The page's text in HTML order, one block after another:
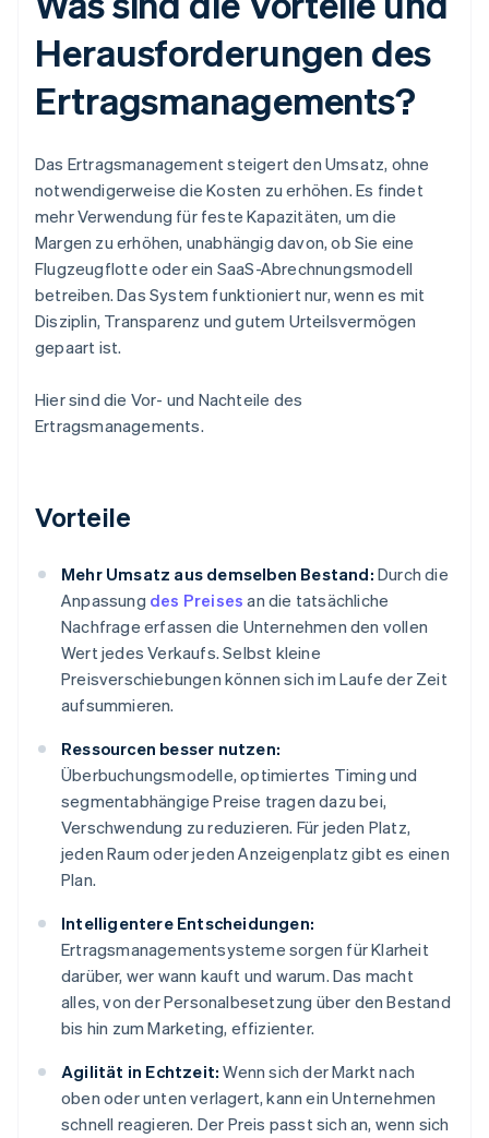
Herausforderungen des
Ertragsmanagements?
Das Ertragsmanagement steigert den Umsatz, ohne
notwendigerweise die Kosten zu erhöhen. Es findet
mehr Verwendung für feste Kapazitäten, um die
Margen zu erhöhen, unabhängig davon, ob Sie eine
Flugzeugflotte oder ein SaaS-Abrechnungsmodell
betreiben. Das System funktioniert nur, wenn es mit
Disziplin, Transparenz und gutem Urteilsvermögen
gepaart ist.
Hier sind die Vor- und Nachteile des
Ertragsmanagements.
Vorteile
Mehr Umsatz aus demselben Bestand: Durch die
Anpassung des Preises an die tatsächliche
Nachfrage erfassen die Unternehmen den vollen
Wert jedes Verkaufs. Selbst kleine
Preisverschiebungen können sich im Laufe der Zeit
aufsummieren.
Ressourcen besser nutzen:
Überbuchungsmodelle, optimiertes Timing und
segmentabhängige Preise tragen dazu bei,
Verschwendung zu reduzieren. Für jeden Platz,
jeden Raum oder jeden Anzeigenplatz gibt es einen
Plan.
Intelligentere Entscheidungen:
Ertragsmanagementsysteme sorgen für Klarheit
darüber, wer wann kauft und warum. Das macht
alles, von der Personalbesetzung über den Bestand
bis hin zum Marketing, effizienter.
Agilität in Echtzeit: Wenn sich der Markt nach
oben oder unten verlagert, kann ein Unternehmen
schnell reagieren. Der Preis passt sich an, wenn sich